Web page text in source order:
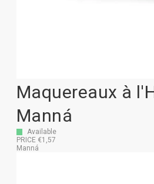
Maquereaux à
Manná
Available
PRICE €1,57
Manná